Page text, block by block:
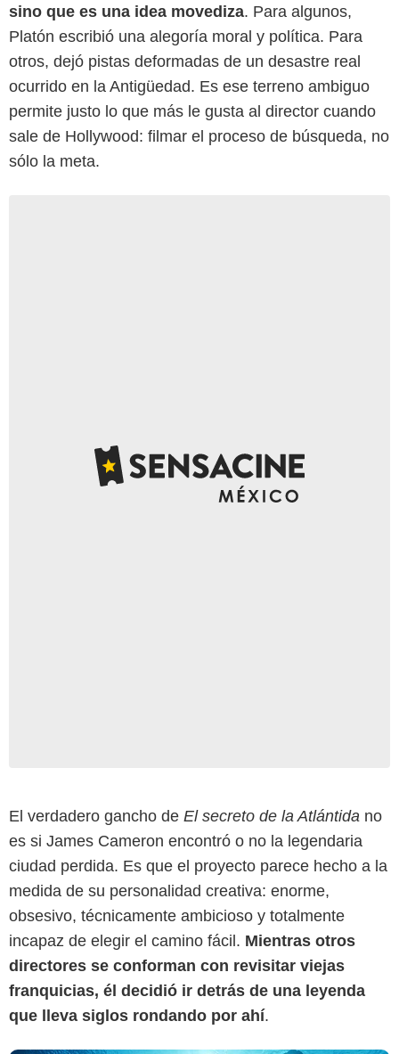
sino que es una idea movediza. Para algunos,
Platón escribió una alegoría moral y política. Para
otros, dejó pistas deformadas de un desastre real
ocurrido en la Antigüedad. Es ese terreno ambiguo
permite justo lo que más le gusta al director cuando
sale de Hollywood: filmar el proceso de búsqueda, no
sólo la meta.
El verdadero gancho de El secreto de la Atlántida no
es si James Cameron encontró o no la legendaria
ciudad perdida. Es que el proyecto parece hecho a la
medida de su personalidad creativa: enorme,
obsesivo, técnicamente ambicioso y totalmente
incapaz de elegir el camino fácil. Mientras otros
directores se conforman con revisitar viejas
franquicias, él decidió ir detrás de una leyenda
que lleva siglos rondando por ahí.